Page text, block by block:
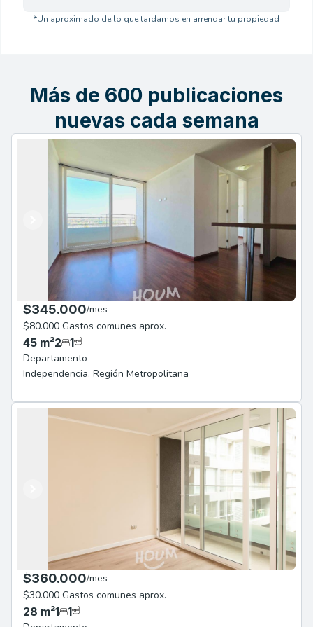
*Un aproximado de lo que tardamos en arrendar tu propiedad
Más de 600 publicaciones
nuevas cada semana
Anterior
Siguiente
$345.000/mes
$80.000 Gastos comunes aprox.
45 m²2 1
Departamento
Independencia, Región Metropolitana
$360.000/mes
$30.000 Gastos comunes aprox.
28 m²1 1